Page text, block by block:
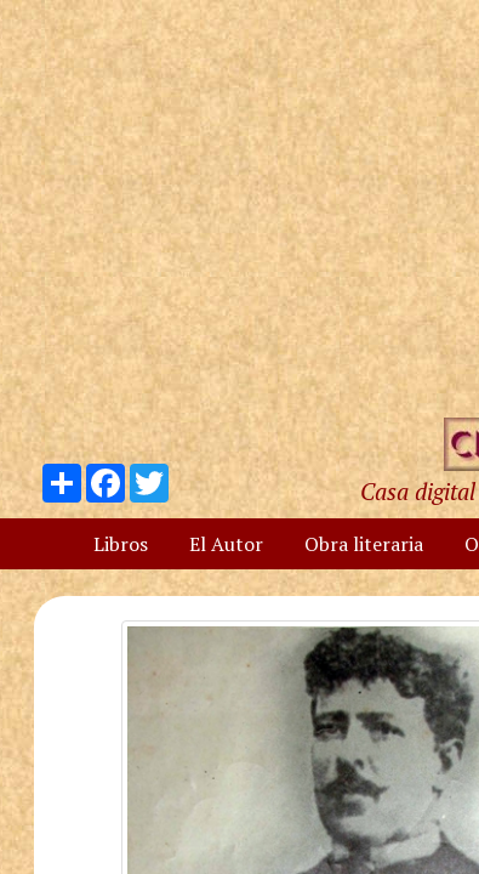
Compartir
Facebook
Twitter
Casa
Libros El Autor Obra literaria